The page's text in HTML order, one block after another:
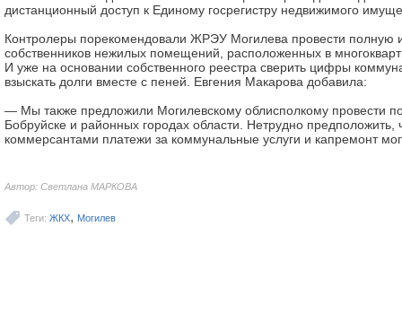
дистанционный доступ к Единому госрегистру недвижимого
Контролеры порекомендовали ЖРЭУ Могилева провести полную
собственников нежилых помещений, расположенных в
И уже на основании собственного реестра сверить цифры
взыскать долги вместе с пеней. Евгения Макарова добавила:
— Мы также предложили Могилевскому облисполкому провести
Бобруйске и районных городах области. Нетрудно предположить,
коммерсантами платежи за коммунальные услуги и капремонт
Автор: Светлана МАРКОВА
Теги: ЖКХ, Могилев